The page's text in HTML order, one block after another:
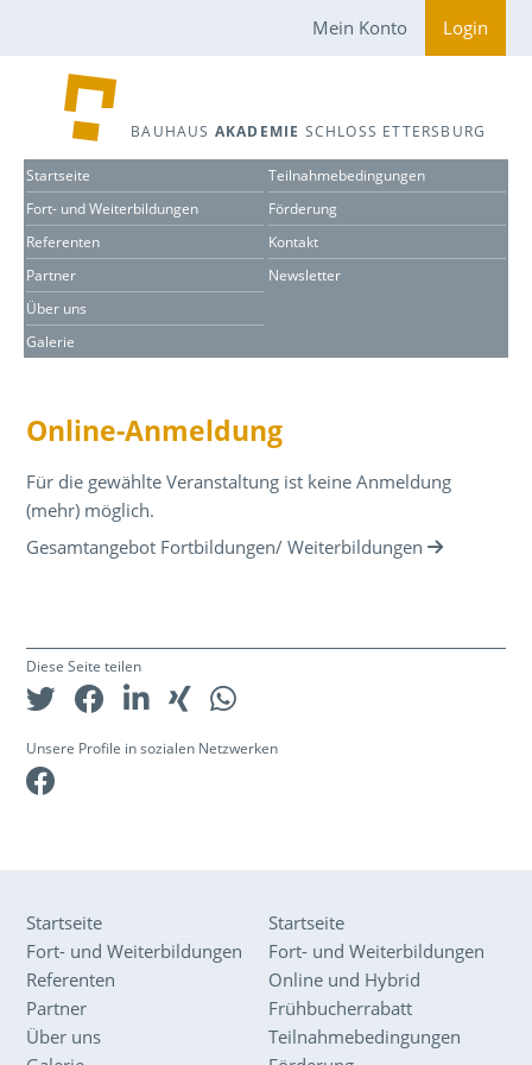
Mein Konto Login
BAUHAUS AKADEMIE SCHLOSS ETTERSBURG
Startseite
Fort- und Weiterbildungen
Referenten
Partner
Über uns
Galerie
Teilnahmebedingungen
Förderung
Kontakt
Newsletter
Online-Anmeldung
Für die gewählte Veranstaltung ist keine Anmeldung
(mehr) möglich.
Gesamtangebot Fortbildungen/ Weiterbildungen
Diese Seite teilen
Unsere Profile in sozialen Netzwerken
Startseite
Fort- und Weiterbildungen
Referenten
Partner
Über uns
Startseite
Fort- und Weiterbildungen
Online und Hybrid
Frühbucherrabatt
Teilnahmebedingungen